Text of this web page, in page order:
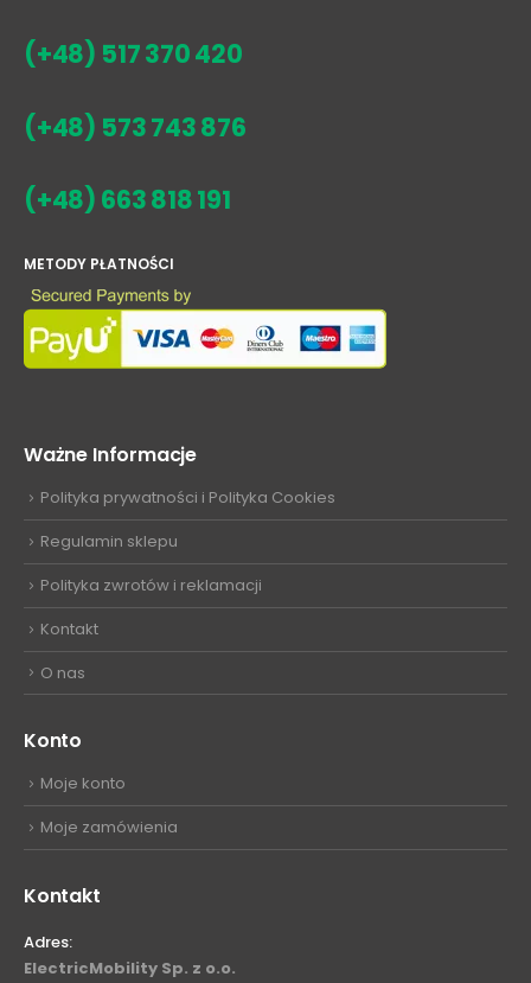
(+48) 517 370 420
(+48) 573 743 876
(+48) 663 818 191
METODY PŁATNOŚCI
Ważne Informacje
Polityka prywatności i Polityka Cookies
Regulamin sklepu
Polityka zwrotów i reklamacji
Kontakt
O nas
Konto
Moje konto
Moje zamówienia
Kontakt
Adres:
ElectricMobility Sp. z o.o.